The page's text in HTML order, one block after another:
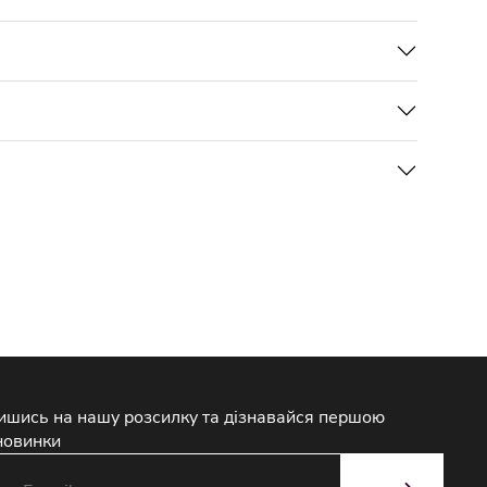
на нашу розсилку та дізнавайся першою